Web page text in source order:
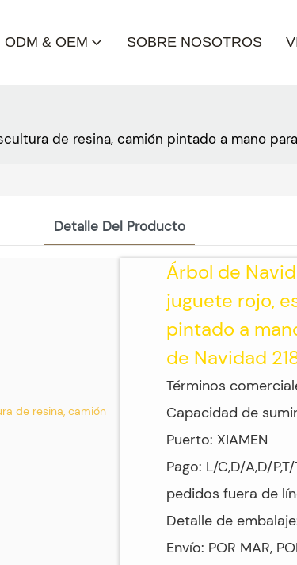
ODM & OEM SOBRE NOSOTROS
de resina, camión pintado a mano
Detalle Del Producto
Árbol de
juguete rojo,
pintado a
de Navidad
Términos
Capacidad de
Puerto: XIAMEN
Pago: L/C,D/A,D/
pedidos fuera de
Detalle de
Envío: POR MAR,